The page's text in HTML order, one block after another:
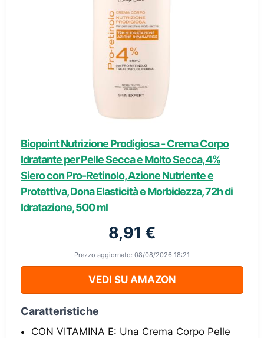
Biopoint Nutrizione Prodigiosa - Crema Corpo
Idratante per Pelle Secca e Molto Secca, 4%
Siero con Pro-Retinolo, Azione Nutriente e
Protettiva, Dona Elasticità e Morbidezza, 72h di
Idratazione, 500 ml
8,91 €
Prezzo aggiornato: 08/08/2026 18:21
VEDI SU AMAZON
Caratteristiche
CON VITAMINA E: Una Crema Corpo Pelle